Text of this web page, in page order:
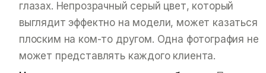
глазах. Непрозрачный серый цвет, который
выглядит эффектно на модели, может казаться
плоским на ком-то другом. Одна фотография не
может представлять каждого клиента.